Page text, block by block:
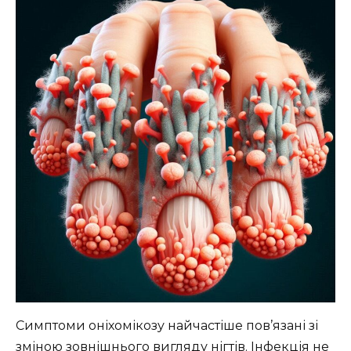
Симптоми оніхомікозу найчастіше пов’язані зі
зміною зовнішнього вигляду нігтів. Інфекція не